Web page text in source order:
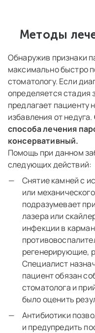
Методы
Обнаружив признаки
максимально быстро
стоматологу. Если
определяется стадия
предлагает пациенту
избавления от недуга.
способа лечения
консервативный.
Помощь при данном
следующих действий:
Снятие камней с
или
подразумевает
лазера или
инфекции в
регенерирующие,
Специалист
пациент обязан
стоматолога и
было оценить
Антибиотики
и предупредить